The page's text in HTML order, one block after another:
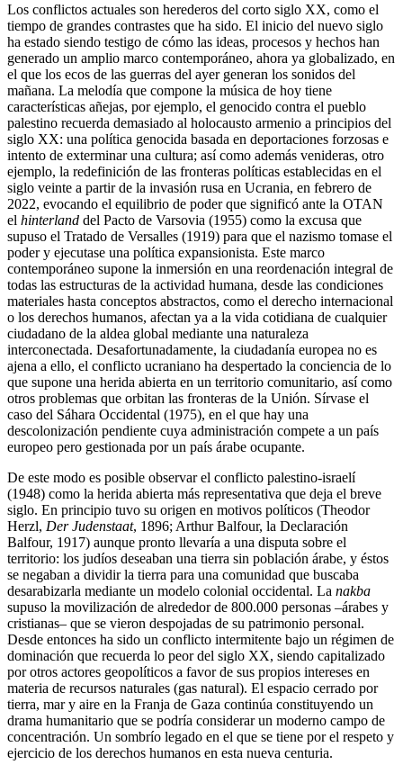
Los conflictos actuales son herederos del corto siglo XX, como el
tiempo de grandes contrastes que ha sido. El inicio del nuevo siglo
ha estado siendo testigo de cómo las ideas, procesos y hechos han
generado un amplio marco contemporáneo, ahora ya globalizado, en
el que los ecos de las guerras del ayer generan los sonidos del
mañana. La melodía que compone la música de hoy tiene
características añejas, por ejemplo, el genocido contra el pueblo
palestino recuerda demasiado al holocausto armenio a principios del
siglo XX: una política genocida basada en deportaciones forzosas e
intento de exterminar una cultura; así como además venideras, otro
ejemplo, la redefinición de las fronteras políticas establecidas en el
siglo veinte a partir de la invasión rusa en Ucrania, en febrero de
2022, evocando el equilibrio de poder que significó ante la OTAN
el hinterland del Pacto de Varsovia (1955) como la excusa que
supuso el Tratado de Versalles (1919) para que el nazismo tomase el
poder y ejecutase una política expansionista. Este marco
contemporáneo supone la inmersión en una reordenación integral de
todas las estructuras de la actividad humana, desde las condiciones
materiales hasta conceptos abstractos, como el derecho internacional
o los derechos humanos, afectan ya a la vida cotidiana de cualquier
ciudadano de la aldea global mediante una naturaleza
interconectada. Desafortunadamente, la ciudadanía europea no es
ajena a ello, el conflicto ucraniano ha despertado la conciencia de lo
que supone una herida abierta en un territorio comunitario, así como
otros problemas que orbitan las fronteras de la Unión. Sírvase el
caso del Sáhara Occidental (1975), en el que hay una
descolonización pendiente cuya administración compete a un país
europeo pero gestionada por un país árabe ocupante.
De este modo es posible observar el conflicto palestino-israelí
(1948) como la herida abierta más representativa que deja el breve
siglo. En principio tuvo su origen en motivos políticos (Theodor
Herzl, Der Judenstaat, 1896; Arthur Balfour, la Declaración
Balfour, 1917) aunque pronto llevaría a una disputa sobre el
territorio: los judíos deseaban una tierra sin población árabe, y éstos
se negaban a dividir la tierra para una comunidad que buscaba
desarabizarla mediante un modelo colonial occidental. La nakba
supuso la movilización de alrededor de 800.000 personas –árabes y
cristianas– que se vieron despojadas de su patrimonio personal.
Desde entonces ha sido un conflicto intermitente bajo un régimen de
dominación que recuerda lo peor del siglo XX, siendo capitalizado
por otros actores geopolíticos a favor de sus propios intereses en
materia de recursos naturales (gas natural). El espacio cerrado por
tierra, mar y aire en la Franja de Gaza continúa constituyendo un
drama humanitario que se podría considerar un moderno campo de
concentración. Un sombrío legado en el que se tiene por el respeto y
ejercicio de los derechos humanos en esta nueva centuria.